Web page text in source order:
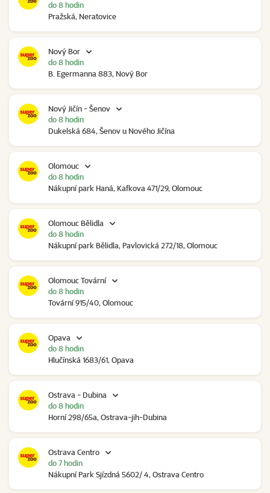
Pražská, Neratovice
do 8 hodin
Nový Bor
B. Egermanna 883, Nový Bor
do 8 hodin
Nový Jičín - Šenov
Dukelská 684, Šenov u Nového Jičína
do 8 hodin
Olomouc
Nákupní park Haná, Kafkova 471/29, Olomouc
do 8 hodin
Olomouc Bělidla
Nákupní park Bělidla, Pavlovická 272/18, Olomouc
do 8 hodin
Olomouc Tovární
Tovární 915/40, Olomouc
do 8 hodin
Opava
Hlučínská 1683/61, Opava
do 8 hodin
Ostrava - Dubina
Horní 298/65a, Ostrava-jih-Dubina
do 8 hodin
Ostrava Centro
Nákupní Park Sjízdná 5602/ 4, Ostrava Centro
do 7 hodin